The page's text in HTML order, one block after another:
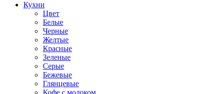
Кухни
Цвет
Белые
Черные
Желтые
Красные
Зеленые
Серые
Бежевые
Глянцевые
Кофе с молоком